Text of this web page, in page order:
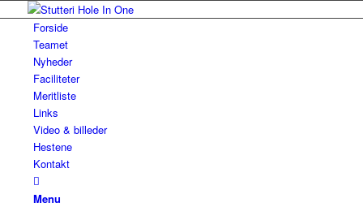
Forside
Teamet
Nyheder
Faciliteter
Meritliste
Links
Video & billeder
Hestene
Kontakt
Menu